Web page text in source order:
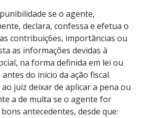
se o agente,
declara, confessa e efetua o
contribuiç6es, importâncias ou
as informações devidas à
na forma definida em lei ou
do início da ação fiscal.
ao juiz deixar de aplicar a pena ou
a de multa se o agente for
antecedentes, desde que: